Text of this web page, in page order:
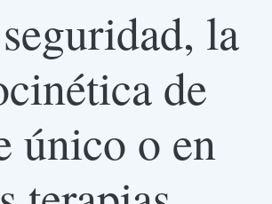
la
de
único o en